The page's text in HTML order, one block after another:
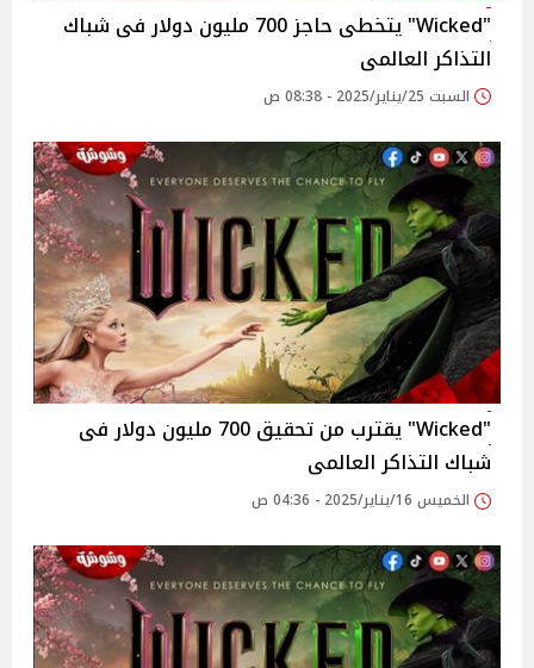
"Wicked" يتخطى حاجز 700 مليون دولار فى شباك
التذاكر العالمى
السبت 25/يناير/2025 - 08:38 ص
"Wicked" يقترب من تحقيق 700 مليون دولار فى
شباك التذاكر العالمى
الخميس 16/يناير/2025 - 04:36 ص